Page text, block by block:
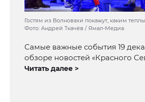
Гостям из Волновахи покажут, каким
Фото: Андрей Ткачёв / Ямал-Медиа
Самые важные события 19
обзоре новостей «Красного
Читать далее >